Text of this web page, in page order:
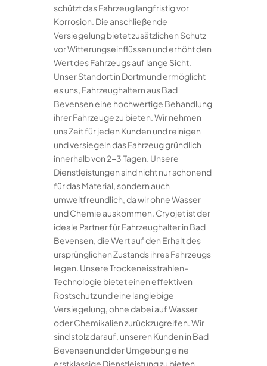
schützt das Fahrzeug langfristig vor
Korrosion. Die anschließende
Versiegelung bietet zusätzlichen Schutz
vor Witterungseinflüssen und erhöht den
Wert des Fahrzeugs auf lange Sicht.
Unser Standort in Dortmund ermöglicht
es uns, Fahrzeughaltern aus Bad
Bevensen eine hochwertige Behandlung
ihrer Fahrzeuge zu bieten. Wir nehmen
uns Zeit für jeden Kunden und reinigen
und versiegeln das Fahrzeug gründlich
innerhalb von 2-3 Tagen. Unsere
Dienstleistungen sind nicht nur schonend
für das Material, sondern auch
umweltfreundlich, da wir ohne Wasser
und Chemie auskommen. Cryojet ist der
ideale Partner für Fahrzeughalter in Bad
Bevensen, die Wert auf den Erhalt des
ursprünglichen Zustands ihres Fahrzeugs
legen. Unsere Trockeneisstrahlen-
Technologie bietet einen effektiven
Rostschutz und eine langlebige
Versiegelung, ohne dabei auf Wasser
oder Chemikalien zurückzugreifen. Wir
sind stolz darauf, unseren Kunden in Bad
Bevensen und der Umgebung eine
erstklassige Dienstleistung zu bieten.